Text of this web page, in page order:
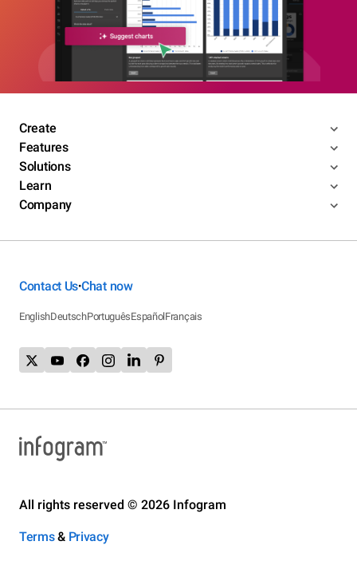
Create
Features
Solutions
Learn
Company
Contact Us•Chat now
EnglishDeutschPortuguêsEspañolFrançais
All rights reserved © 2026 Infogram
Terms& Privacy